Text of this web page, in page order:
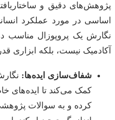
پژوهش‌های دقیق و
اساسی در مورد عملکرد
نگارش یک پروپوزال مناسب
آکادمیک نیست، بلکه ابزاری
شفاف‌سازی ایده‌ها:
کمک می‌کند تا ایده‌های
کرده و به سوالات